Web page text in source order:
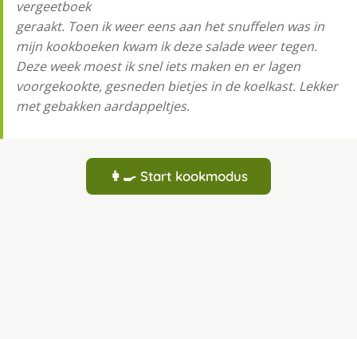
vergeetboek
geraakt. Toen ik weer eens aan het snuffelen was in
mijn kookboeken kwam ik deze salade weer tegen.
Deze week moest ik snel iets maken en er lagen
voorgekookte, gesneden bietjes in de koelkast. Lekker
met gebakken aardappeltjes.
👩‍🍳 Start kookmodus